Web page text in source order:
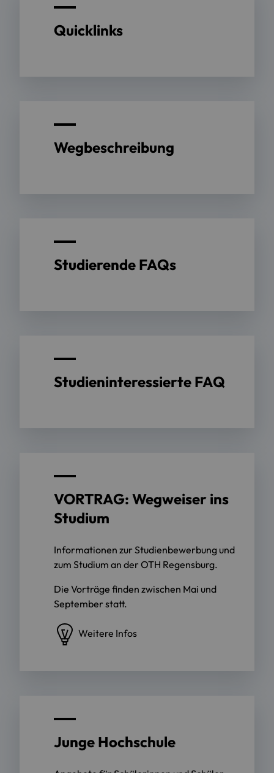
Quicklinks
Wegbeschreibung
Studierende FAQs
Studieninteressierte FAQ
VORTRAG: Wegweiser ins
Studium
Informationen zur Studienbewerbung und
zum Studium an der OTH Regensburg.
Die Vorträge finden zwischen Mai und
September statt.
Weitere Infos
Junge Hochschule